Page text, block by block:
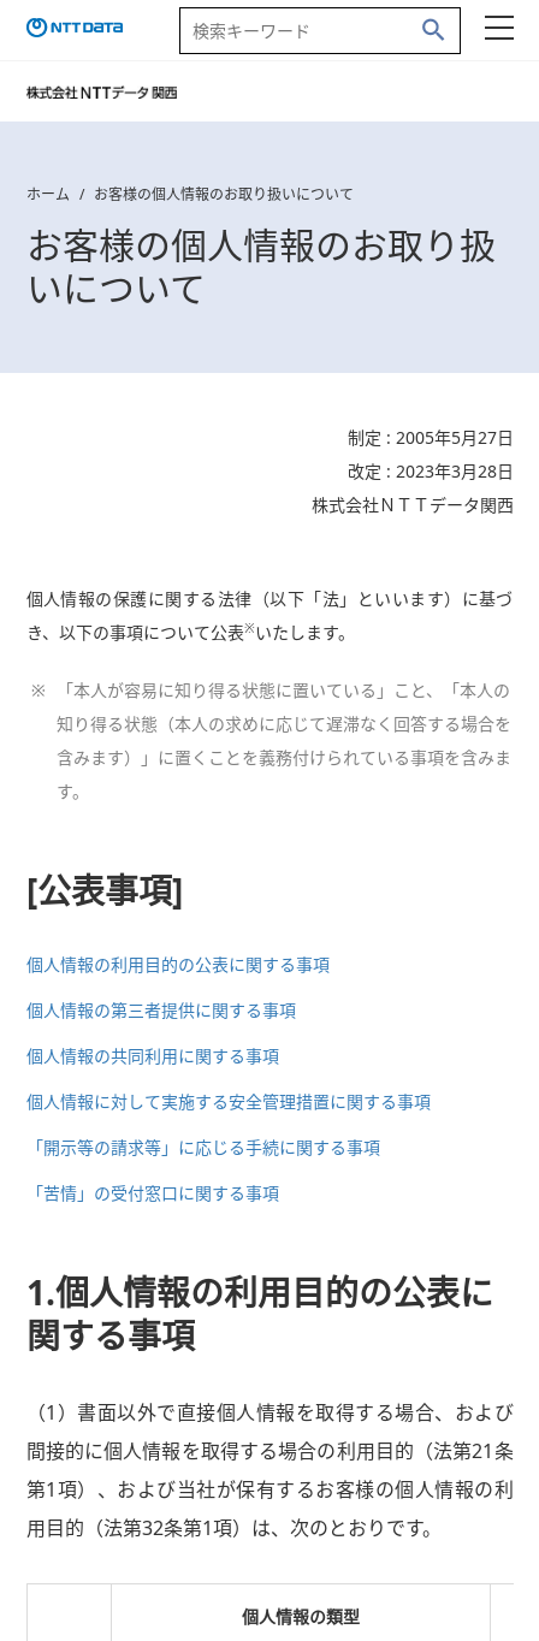
ホーム お客様の個人情報のお取り扱いについて
お客様の個人情報のお取り扱
いについて
制定 : 2005年5月27日
改定 : 2023年3月28日
株式会社ＮＴＴデータ関西
個人情報の保護に関する法律（以下「法」といいます）に基づ
き、以下の事項について公表※いたします。
※
「本人が容易に知り得る状態に置いている」こと、「本人の
知り得る状態（本人の求めに応じて遅滞なく回答する場合を
含みます）」に置くことを義務付けられている事項を含みま
す。
[公表事項]
個人情報の利用目的の公表に関する事項
個人情報の第三者提供に関する事項
個人情報の共同利用に関する事項
個人情報に対して実施する安全管理措置に関する事項
「開示等の請求等」に応じる手続に関する事項
「苦情」の受付窓口に関する事項
1.個人情報の利用目的の公表に
関する事項
（1）書面以外で直接個人情報を取得する場合、および
間接的に個人情報を取得する場合の利用目的（法第21条
第1項）、および当社が保有するお客様の個人情報の利
用目的（法第32条第1項）は、次のとおりです。
個人情報の類型